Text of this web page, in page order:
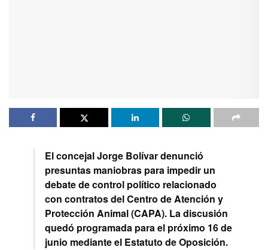
El concejal Jorge Bolívar denunció
presuntas maniobras para impedir un
debate de control político relacionado
con contratos del Centro de Atención y
Protección Animal (CAPA). La discusión
quedó programada para el próximo 16 de
junio mediante el Estatuto de Oposición.